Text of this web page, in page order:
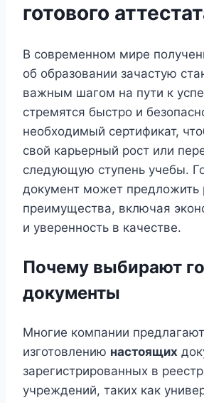
готового
В современном мире
об образовании зачастую
важным шагом на пути к
стремятся быстро и
необходимый сертификат,
свой карьерный рост или
следующую ступень учебы.
документ может предложить
преимущества, включая
и уверенность в качестве.
Почему выбирают
документы
Многие компании
изготовлению настоящих
зарегистрированных в
учреждений, таких как